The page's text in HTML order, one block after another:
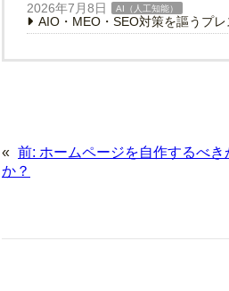
2026年7月8日
AI（人工知能）
AIO・MEO・SEO対策を謳うプ
« 前: ホームページを自作するべ
か？